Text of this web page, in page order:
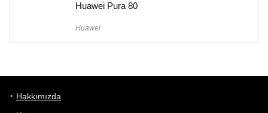
Huawei Pura 80
Huawei
Hakkımızda